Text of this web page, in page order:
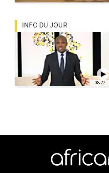
08:22
INFO DU JOUR